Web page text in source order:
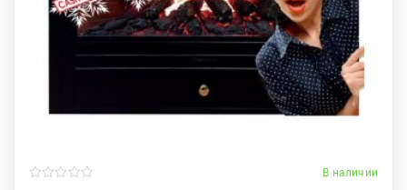
В наличии